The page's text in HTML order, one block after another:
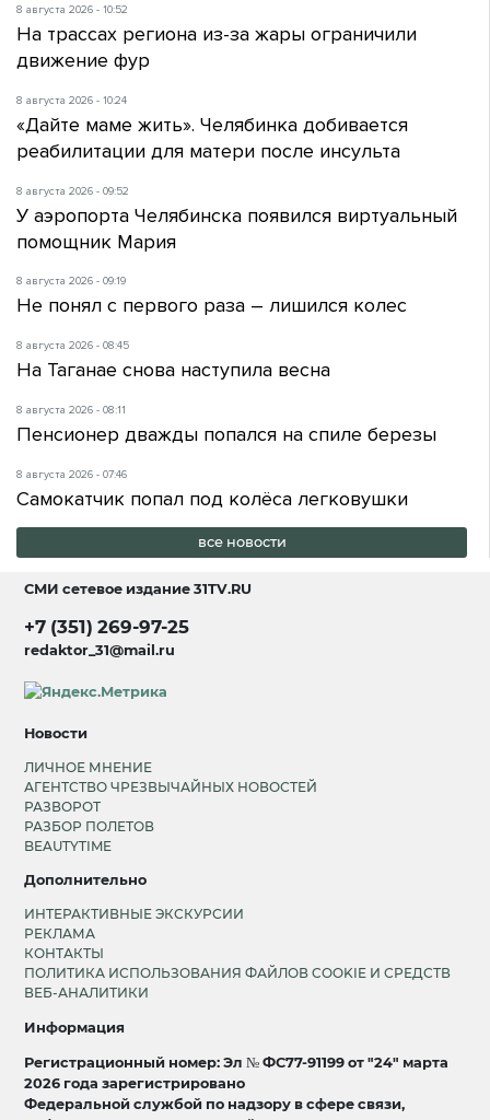
8 августа 2026 - 10:52
На трассах региона из-за жары ограничили
движение фур
8 августа 2026 - 10:24
«Дайте маме жить». Челябинка добивается
реабилитации для матери после инсульта
8 августа 2026 - 09:52
У аэропорта Челябинска появился виртуальный
помощник Мария
8 августа 2026 - 09:19
Не понял с первого раза – лишился колес
8 августа 2026 - 08:45
На Таганае снова наступила весна
8 августа 2026 - 08:11
Пенсионер дважды попался на спиле березы
8 августа 2026 - 07:46
Самокатчик попал под колёса легковушки
все новости
СМИ сетевое издание31TV.RU
+7 (351) 269-97-25
redaktor_31@mail.ru
Новости
ЛИЧНОЕ МНЕНИЕ
АГЕНТСТВО ЧРЕЗВЫЧАЙНЫХ НОВОСТЕЙ
РАЗВОРОТ
РАЗБОР ПОЛЕТОВ
BEAUTYTIME
Дополнительно
ИНТЕРАКТИВНЫЕ ЭКСКУРСИИ
РЕКЛАМА
КОНТАКТЫ
ПОЛИТИКА ИСПОЛЬЗОВАНИЯ ФАЙЛОВ COOKIE И СРЕДСТВ
ВЕБ-АНАЛИТИКИ
Информация
Регистрационный номер: Эл № ФС77-91199 от "24" марта
2026 года зарегистрировано
Федеральной службой по надзору в сфере связи,